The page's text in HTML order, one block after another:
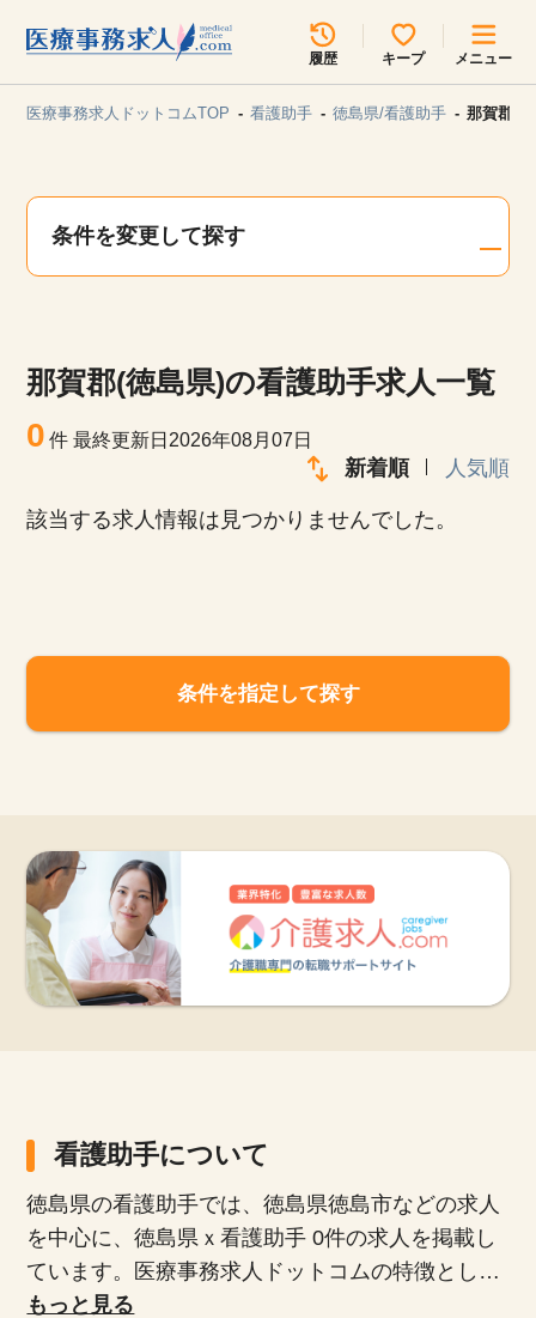
履歴 キープ メニュー
見学会・イベント情報
よくあるご質問
運営会社
医療事務求人ドットコムTOP 看護助手 徳島県/看護助手 那賀郡(
条件を変更して探す
那賀郡(徳島県)の看護助手求人一覧
0 件最終更新日2026年08月07日
新着順 人気順
該当する求人情報は見つかりませんでした。
条件を指定して探す
看護助手について
徳島県の看護助手では、徳島県徳島市などの求人
を中心に、徳島県ｘ看護助手 0件の求人を掲載し
ています。医療事務求人ドットコムの特徴とし
て、正社員、派遣社員、扶養内パート、時短勤務
もっと見る
所在地のエリアを選択してください
各支店担当よりご連絡させていただきます。
関東
甲信越・北陸 中国・四国